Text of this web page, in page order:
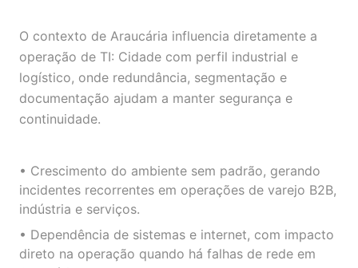
O contexto de Araucária influencia diretamente a
operação de TI: Cidade com perfil industrial e
logístico, onde redundância, segmentação e
documentação ajudam a manter segurança e
continuidade.
• Crescimento do ambiente sem padrão, gerando
incidentes recorrentes em operações de varejo B2B,
indústria e serviços.
• Dependência de sistemas e internet, com impacto
direto na operação quando há falhas de rede em